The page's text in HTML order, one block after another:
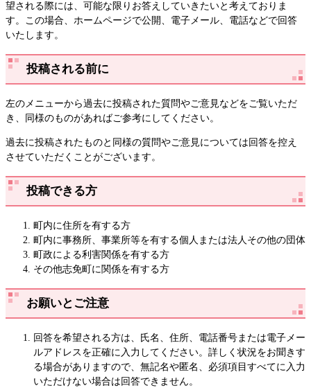
望される際には、可能な限りお答えしていきたいと考えておりま
す。この場合、ホームページで公開、電子メール、電話などで回答
いたします。
投稿される前に
左のメニューから過去に投稿された質問やご意見などをご覧いただ
き、同様のものがあればご参考にしてください。
過去に投稿されたものと同様の質問やご意見については回答を控え
させていただくことがございます。
投稿できる方
町内に住所を有する方
町内に事務所、事業所等を有する個人または法人その他の団体
町政による利害関係を有する方
その他志免町に関係を有する方
お願いとご注意
回答を希望される方は、氏名、住所、電話番号または電子メー
ルアドレスを正確に入力してください。詳しく状況をお聞きす
る場合がありますので、無記名や匿名、必須項目すべてに入力
いただけない場合は回答できません。